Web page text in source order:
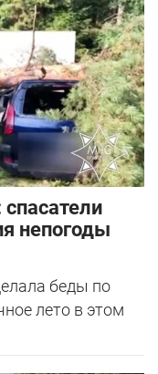
непогоды
беды по
лето в этом